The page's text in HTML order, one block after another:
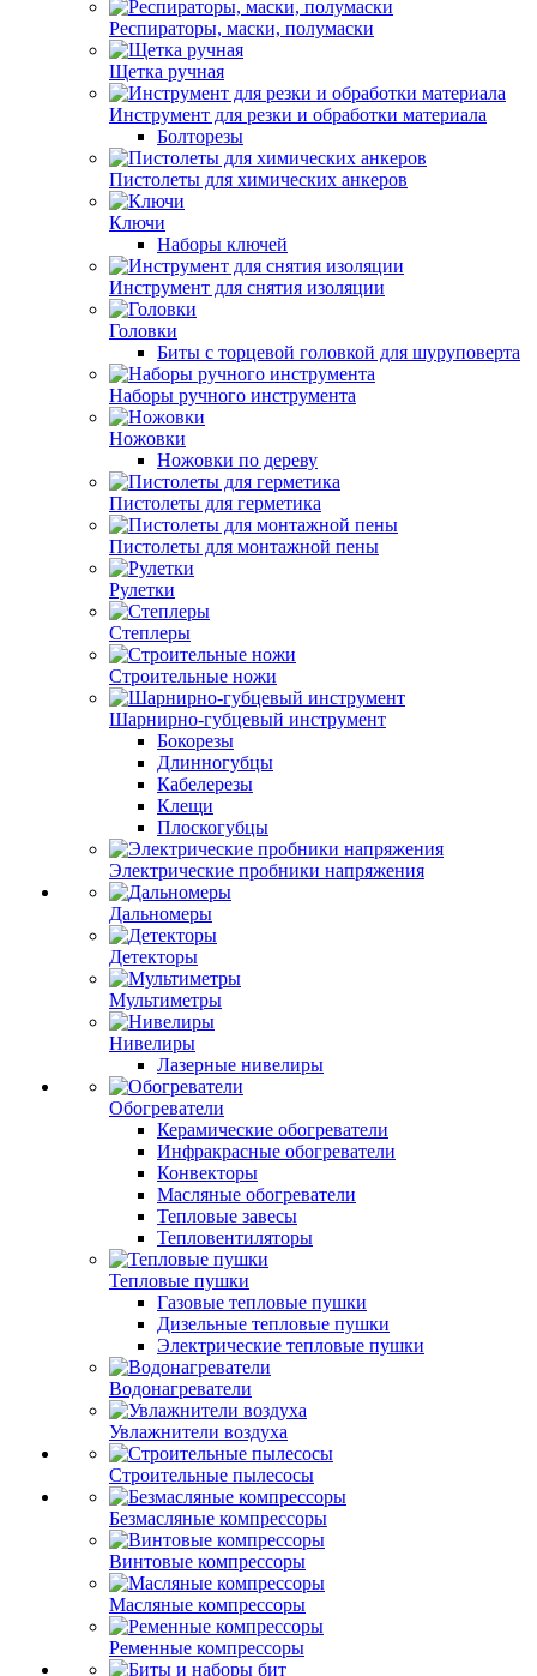
Респираторы, маски, полумаски
Щетка ручная
Инструмент для резки и обработки материала
Болторезы
Пистолеты для химических анкеров
Ключи
Наборы ключей
Инструмент для снятия изоляции
Головки
Биты с торцевой головкой для шуруповерта
Наборы ручного инструмента
Ножовки
Ножовки по дереву
Пистолеты для герметика
Пистолеты для монтажной пены
Рулетки
Степлеры
Строительные ножи
Шарнирно-губцевый инструмент
Бокорезы
Длинногубцы
Кабелерезы
Клещи
Плоскогубцы
Электрические пробники напряжения
Дальномеры
Детекторы
Мультиметры
Нивелиры
Лазерные нивелиры
Обогреватели
Керамические обогреватели
Инфракрасные обогреватели
Конвекторы
Масляные обогреватели
Тепловые завесы
Тепловентиляторы
Тепловые пушки
Газовые тепловые пушки
Дизельные тепловые пушки
Электрические тепловые пушки
Водонагреватели
Увлажнители воздуха
Строительные пылесосы
Безмасляные компрессоры
Винтовые компрессоры
Масляные компрессоры
Ременные компрессоры